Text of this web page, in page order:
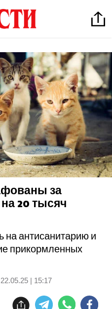
за
20 тысяч
на антисанитарию и
прикормленных
22.05.25 | 15:17